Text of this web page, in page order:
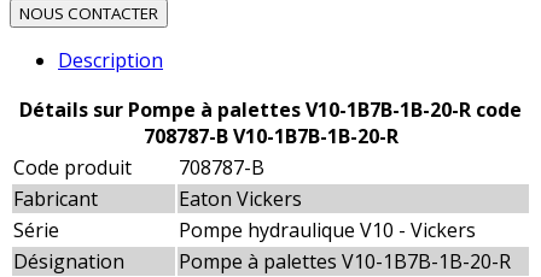
NOUS CONTACTER
Description
Détails sur Pompe à palettes V10-1B7B-1B-20-R code
708787-B V10-1B7B-1B-20-R
Code produit
708787-B
Fabricant
Eaton Vickers
Série
Pompe hydraulique V10 - Vickers
Désignation
Pompe à palettes V10-1B7B-1B-20-R